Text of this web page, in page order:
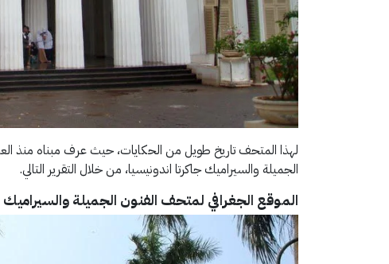
لهذا المتحف تاريخ طويل من الحكايات، حيث عرف مبناه منذ
الجميلة والسيراميك جاكرتا اندونيسيا، من خلال التقرير التالي.
الموقع الجغرافي لمتحف الفنون الجميلة والسيراميك